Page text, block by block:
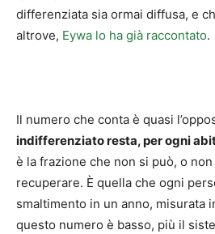
differenziata sia ormai diffusa, e
altrove, Eywa lo ha già raccontato.
Il numero che conta è quasi
indifferenziato resta, per ogni
è la frazione che non si può, o
recuperare. È quella che ogni
smaltimento in un anno, misurata
questo numero è basso, più il